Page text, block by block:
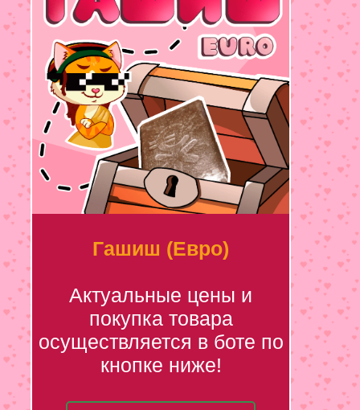
Гашиш (Евро)
Актуальные цены и
покупка товара
осуществляется в боте по
кнопке ниже!